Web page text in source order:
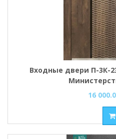
Входные двери П-3К-
16